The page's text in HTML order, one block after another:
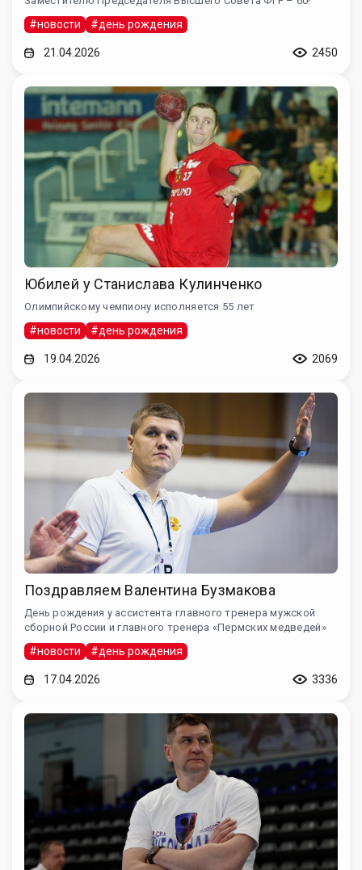
#новости #день рождения
21.04.2026 2450
Юбилей у Станислава Кулинченко
Олимпийскому чемпиону исполняется 55 лет
#новости #день рождения
19.04.2026 2069
Поздравляем Валентина Бузмакова
День рождения у ассистента главного тренера мужской
сборной России и главного тренера «Пермских медведей»
#новости #день рождения
17.04.2026 3336